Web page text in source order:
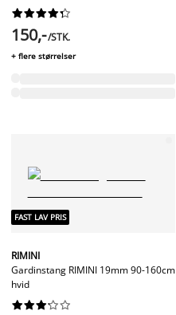






150,-/STK.
+ flere størrelser
FAST LAV PRIS
RIMINI
Gardinstang RIMINI 19mm 90-160cm
hvid





